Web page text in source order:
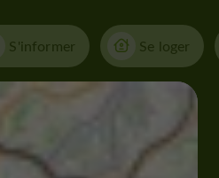
S'informer Se loger